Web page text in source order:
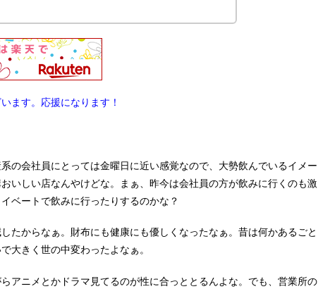
ます。応援になります！
の会社員にとっては金曜日に近い感覚なので、大勢飲んでいるイメー
いしい店なんやけどな。まぁ、昨今は会社員の方が飲みに行くのも激
ベートで飲みに行ったりするのかな？
たからなぁ。財布にも健康にも優しくなったなぁ。昔は何かあるごと
大きく世の中変わったよなぁ。
アニメとかドラマ見てるのが性に合っととるんよな。でも、営業所の